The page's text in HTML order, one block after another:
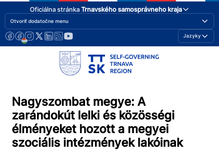
Oficiálna stránkaTrnavského samosprávneho kraja
Otvoriť dodatočne menu
Jazyky
Nagyszombat megye: A
zarándokút lelki és közösségi
élményeket hozott a megyei
szociális intézmények lakóinak